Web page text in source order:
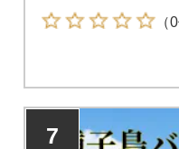
（0
7